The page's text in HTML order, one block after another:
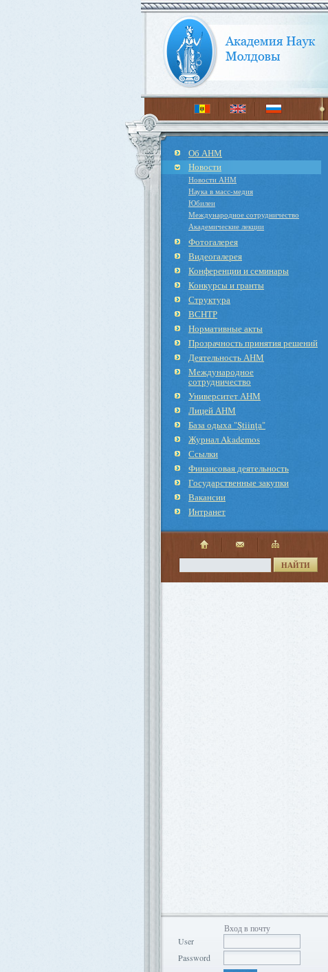
Об АНМ
Новости
Новости АНМ
Наука в масс-медия
Юбилеи
Международное cотрудничество
Академические лекции
Фотогалерея
Видеогалерея
Конференции и семинары
Конкурсы и гранты
Структура
ВСНТР
Нормативные акты
Прозрачность принятия решений
Деятельность АНМ
Международное
cотрудничество
Университет АНМ
Лицей АНМ
База одыха "Ştiinţa"
Журнал Akademos
Ссылки
Финансовая деятельность
Государственные закупки
Вакансии
Интранет
НАЙТИ
Вход в почту
User
Password